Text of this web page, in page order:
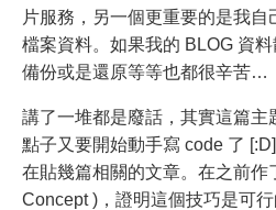
片服務，另一個更重要的是我
檔案資料。如果我的 BLOG 資
備份或是還原等等也都很辛苦…
講了一堆都是廢話，其實這篇主
點子又要開始動手寫 code 了
在貼幾篇相關的文章。在之前作
Concept )，證明這個技巧是可